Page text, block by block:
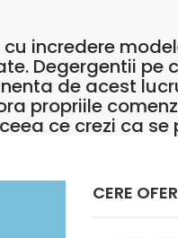
incredere
Degergentii pe
de acest
propriile
ce crezi ca
CERE